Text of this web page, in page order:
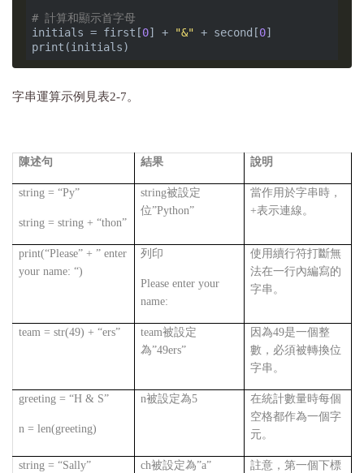
# 計算和顯示首字母
initials = first[0] + "&" + second[0]
字串運算示例見表2-7。
陳述句 結果 說明
string = “Py”
string = string + “thon”
string被設定
位”Python”
當作用於字串時，
+表示連線。
print(“Please” + ” enter
your name: “)
列印
Please enter your
name:
使用續行符打斷無
法在一行內編寫的
字串。
team = str(49) + “ers”
team被設定
為”49ers”
因為49是一個整
數，必須被轉換位
字串。
greeting = “H & S”
n = len(greeting)
n被設定為5
在統計數量時每個
空格都作為一個字
元。
string = “Sally” ch被設定為”a”
註意，第一個下標